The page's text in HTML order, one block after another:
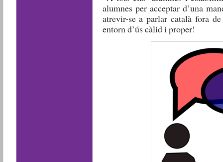
alumnes per acceptar d’una
atrevir-se a parlar català fora
entorn d’ús càlid i proper!